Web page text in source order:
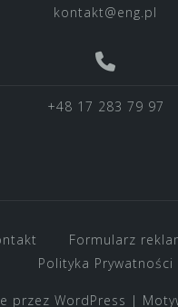
kontakt@eng.pl
+48 17 283 79 97
Formularz
Polityka Prywatności
przez WordPress |